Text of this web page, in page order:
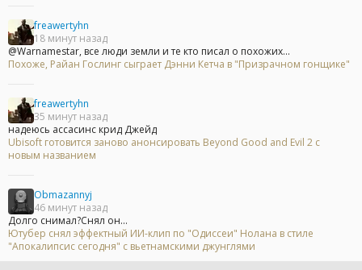
freawertyhn
18 минут назад
@Warnamestar, все люди земли и те кто писал о похожих...
Похоже, Райан Гослинг сыграет Дэнни Кетча в "Призрачном гонщике"
freawertyhn
35 минут назад
надеюсь ассасинс крид Джейд
Ubisoft готовится заново анонсировать Beyond Good and Evil 2 с
новым названием
Obmazannyj
46 минут назад
Долго снимал?Снял он...
Ютубер снял эффектный ИИ-клип по "Одиссеи" Нолана в стиле
"Апокалипсис сегодня" с вьетнамскими джунглями